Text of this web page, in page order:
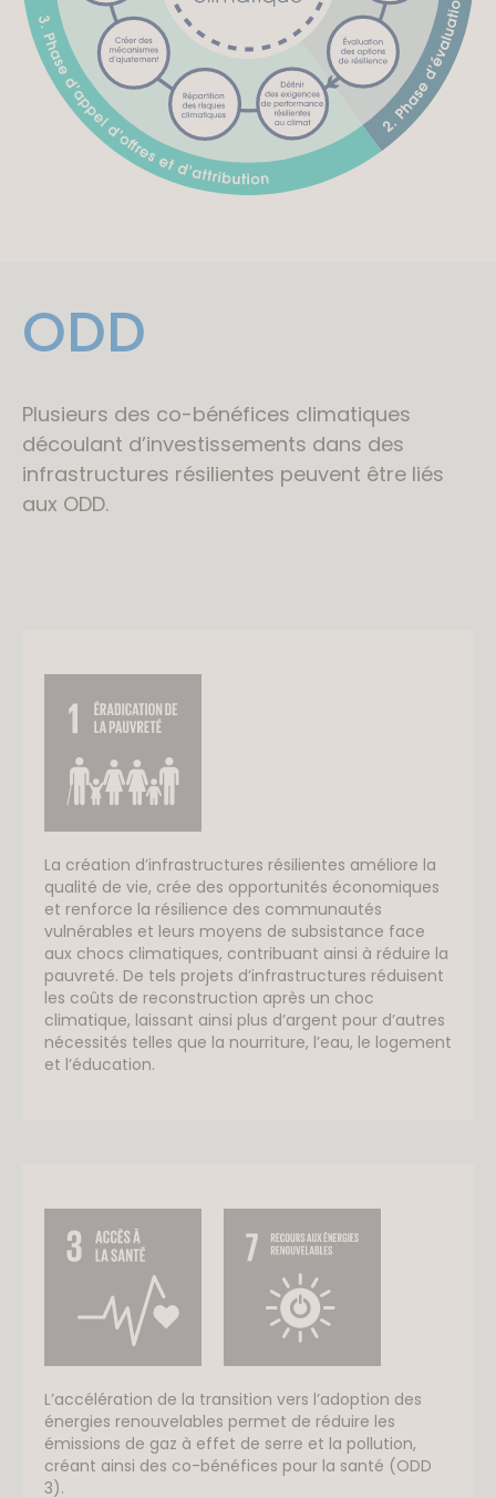
ODD
Plusieurs des co-bénéfices climatiques
découlant d’investissements dans des
infrastructures résilientes peuvent être liés
aux ODD.
La création d’infrastructures résilientes améliore la
qualité de vie, crée des opportunités économiques
et renforce la résilience des communautés
vulnérables et leurs moyens de subsistance face
aux chocs climatiques, contribuant ainsi à réduire la
pauvreté. De tels projets d’infrastructures réduisent
les coûts de reconstruction après un choc
climatique, laissant ainsi plus d’argent pour d’autres
nécessités telles que la nourriture, l’eau, le logement
et l’éducation.
L’accélération de la transition vers l’adoption des
énergies renouvelables permet de réduire les
émissions de gaz à effet de serre et la pollution,
créant ainsi des co-bénéfices pour la santé (ODD
3).